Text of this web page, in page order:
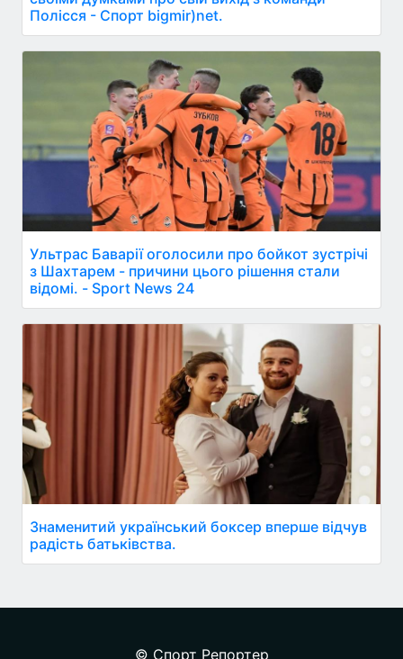
Полісся - Спорт bigmir)net.
Ультрас Баварії оголосили про бойкот зустрічі
з Шахтарем - причини цього рішення стали
відомі. - Sport News 24
Знаменитий український боксер вперше відчув
радість батьківства.
© Спорт Репортер